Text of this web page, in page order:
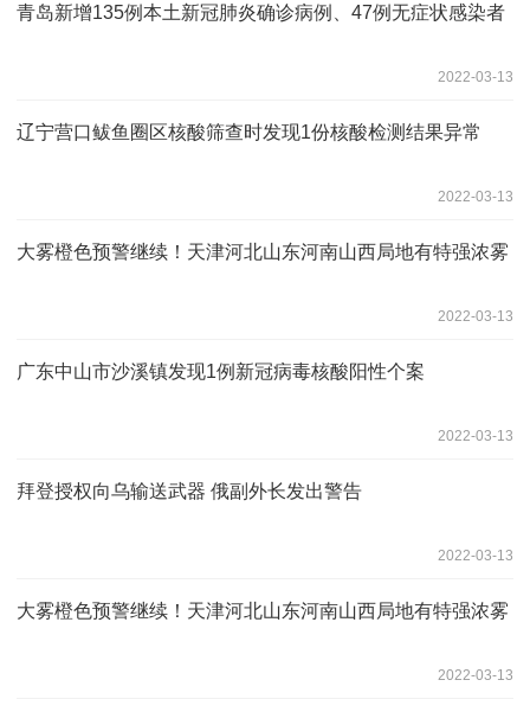
青岛新增135例本土新冠肺炎确诊病例、47例无症状感染者
2022-03-13
辽宁营口鲅鱼圈区核酸筛查时发现1份核酸检测结果异常
2022-03-13
大雾橙色预警继续！天津河北山东河南山西局地有特强浓雾
2022-03-13
广东中山市沙溪镇发现1例新冠病毒核酸阳性个案
2022-03-13
拜登授权向乌输送武器 俄副外长发出警告
2022-03-13
大雾橙色预警继续！天津河北山东河南山西局地有特强浓雾
2022-03-13